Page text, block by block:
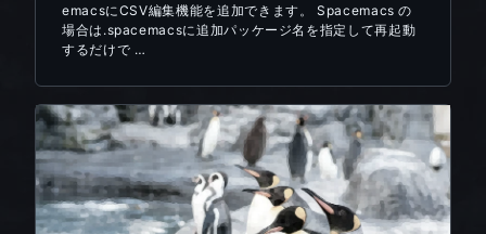
emacsにCSV編集機能を追加できます。 Spacemacs の
場合は.spacemacsに追加パッケージ名を指定して再起動
するだけで …